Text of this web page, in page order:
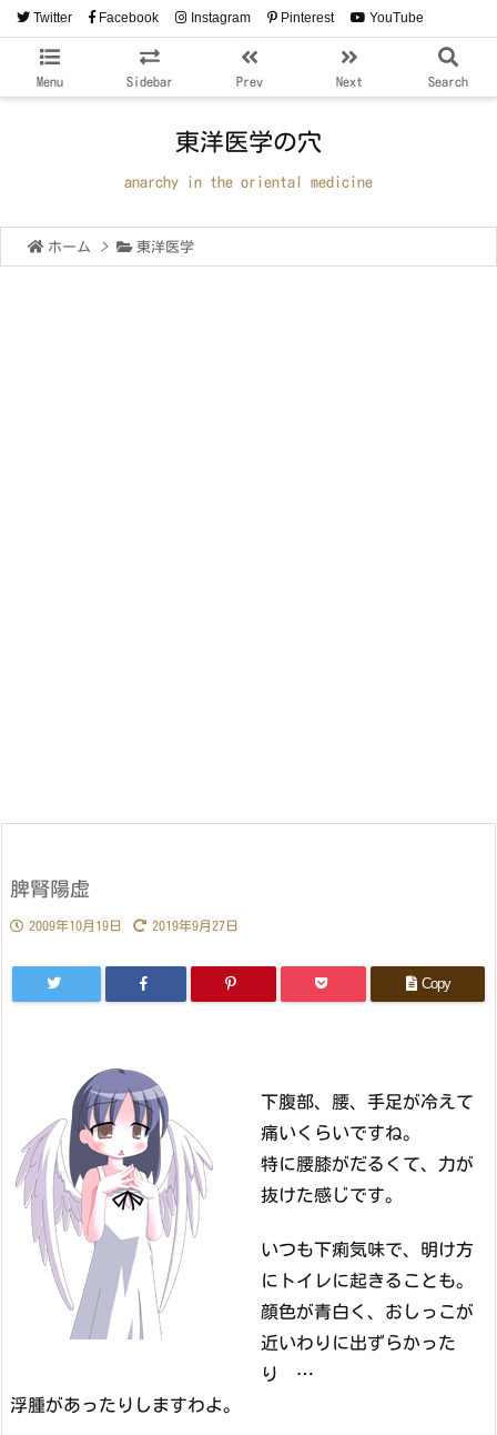
Menu Sidebar Prev Next Search
Twitter Facebook Instagram Pinterest YouTube
RSS
東洋医学の穴
anarchy in the oriental medicine
ホーム > 東洋医学
脾腎陽虚
2009年10月19日 2019年9月27日
Copy
下腹部、腰、手足が冷えて
痛いくらいですね。
特に腰膝がだるくて、力が
抜けた感じです。
いつも下痢気味で、明け方
にトイレに起きることも。
顔色が青白く、おしっこが
近いわりに出ずらかった
り …
浮腫があったりしますわよ。